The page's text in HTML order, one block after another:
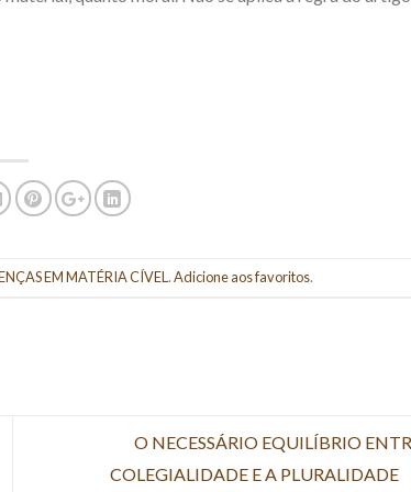
EM MATÉRIA CÍVEL.Adicione aos favoritos.
O NECESSÁRIO EQUILÍBRIO
COLEGIALIDADE E A PLURALIDADE